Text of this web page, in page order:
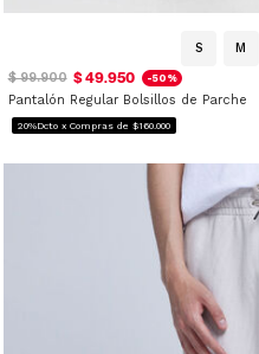
S M
$ 99.900 $ 49.950 -50%
Pantalón Regular Bolsillos de Parche
20%Dcto x Compras de $160.000